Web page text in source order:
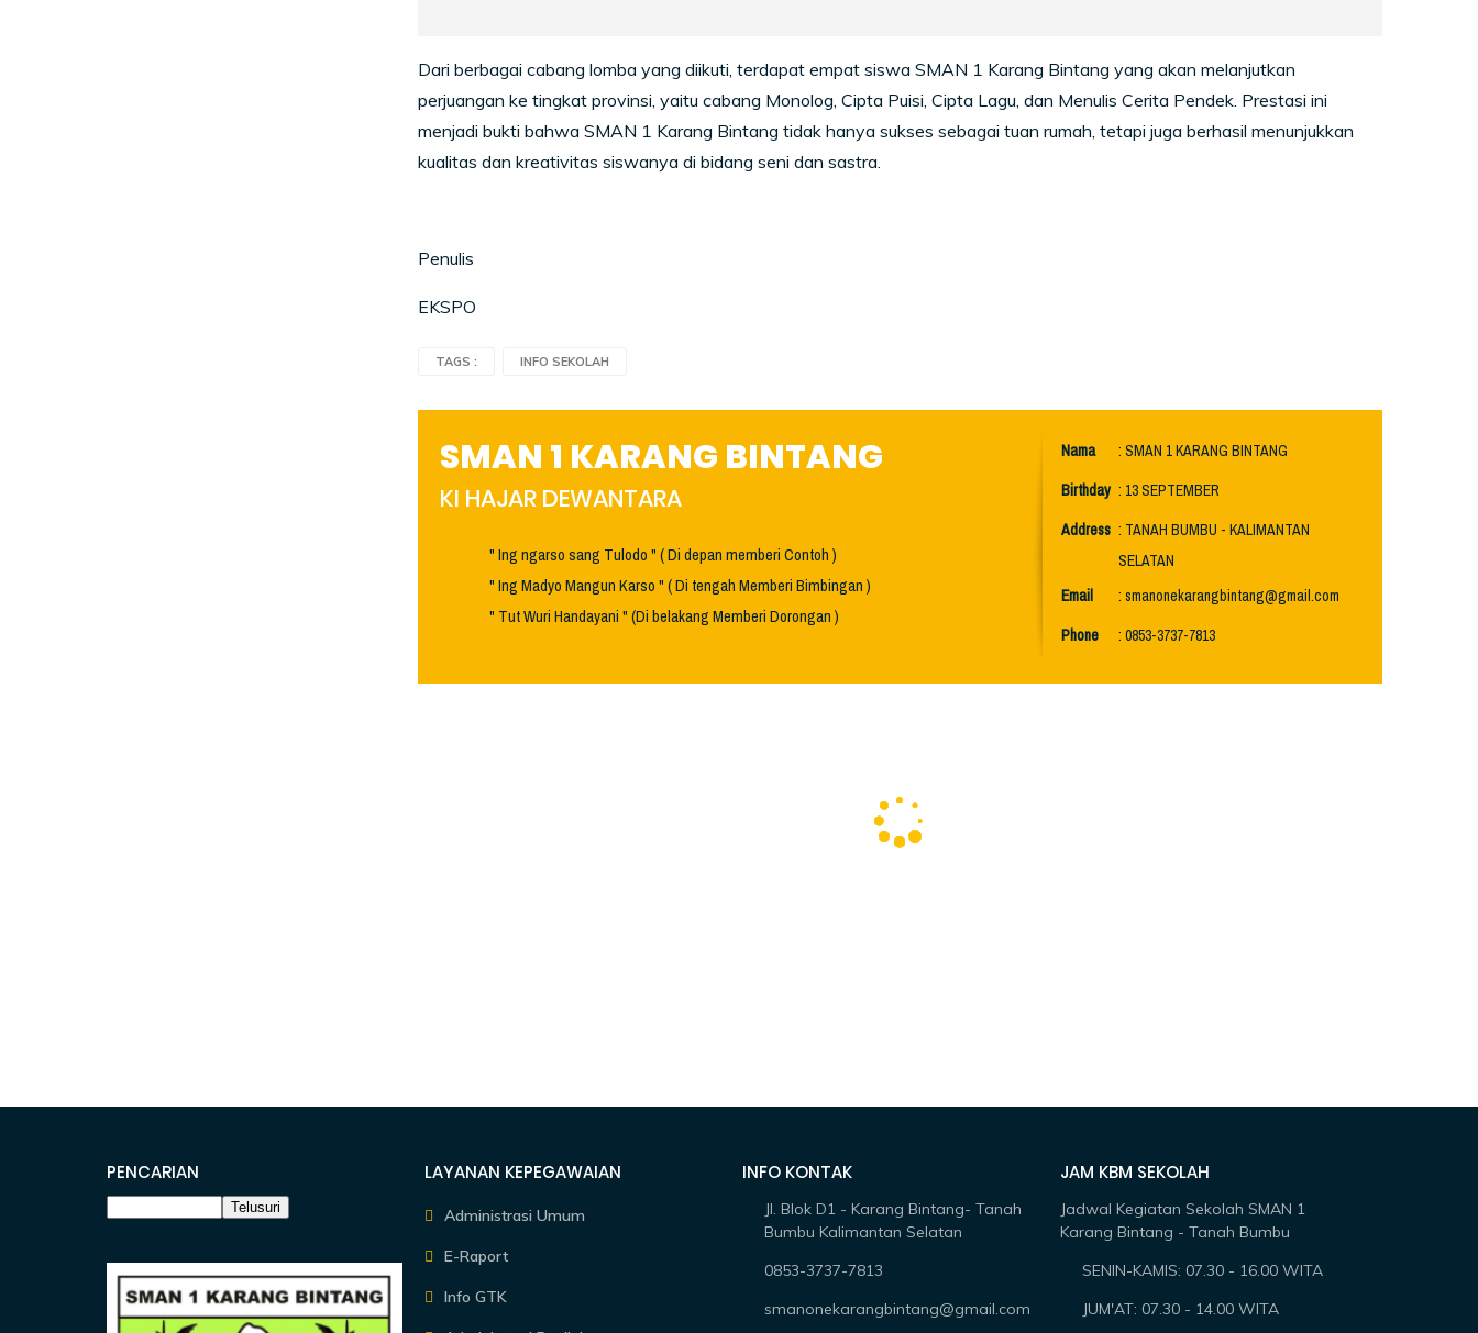
Dari berbagai cabang lomba yang diikuti, terdapat empat siswa SMAN 1 Karang Bintang yang akan melanjutkan
perjuangan ke tingkat provinsi, yaitu cabang Monolog, Cipta Puisi, Cipta Lagu, dan Menulis Cerita Pendek. Prestasi ini
menjadi bukti bahwa SMAN 1 Karang Bintang tidak hanya sukses sebagai tuan rumah, tetapi juga berhasil menunjukkan
kualitas dan kreativitas siswanya di bidang seni dan sastra.
Penulis
EKSPO
TAGS : INFO SEKOLAH
SMAN 1 KARANG BINTANG
KI HAJAR DEWANTARA
" Ing ngarso sang Tulodo " ( Di depan memberi Contoh )
" Ing Madyo Mangun Karso " ( Di tengah Memberi Bimbingan )
" Tut Wuri Handayani " (Di belakang Memberi Dorongan )
Nama
: SMAN 1 KARANG BINTANG
Birthday : 13 SEPTEMBER
Address : TANAH BUMBU - KALIMANTAN
SELATAN
Email
: smanonekarangbintang@gmail.com
Phone
: 0853-3737-7813
PENCARIAN LAYANAN KEPEGAWAIAN
Administrasi Umum
E-Raport
Info GTK
INFO KONTAK
Jl. Blok D1 - Karang Bintang- Tanah
Bumbu Kalimantan Selatan
0853-3737-7813
smanonekarangbintang@gmail.com
JAM KBM SEKOLAH
Jadwal Kegiatan Sekolah SMAN 1
Karang Bintang - Tanah Bumbu
SENIN-KAMIS: 07.30 - 16.00 WITA
JUM'AT: 07.30 - 14.00 WITA